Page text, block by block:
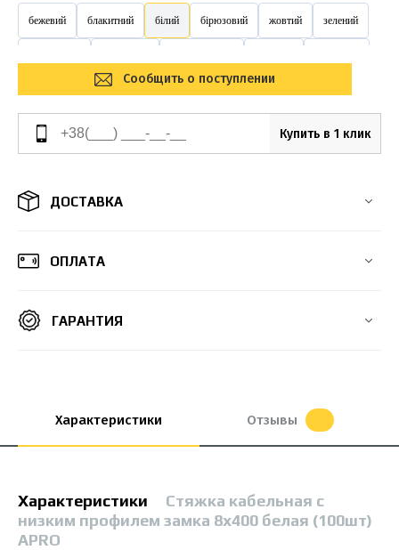
бежевий блакитний білий бірюзовий жовтий зелений
червоний чорний
Сообщить о поступлении
Купить в 1 клик
ДОСТАВКА
ОПЛАТА
ГАРАНТИЯ
Характеристики Отзывы
Характеристики
Стяжка кабельная с
низким профилем замка 8x400 белая (100шт)
APRO